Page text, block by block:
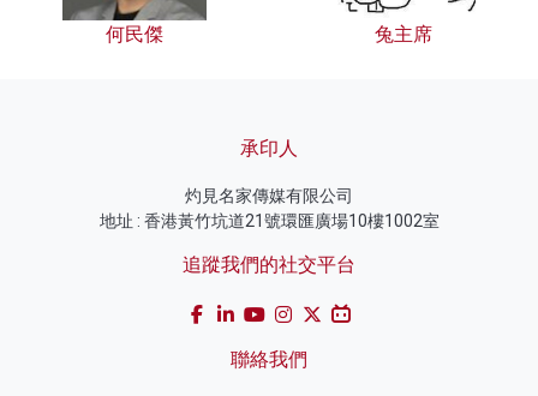
何民傑 兔主席
承印人
灼見名家傳媒有限公司
地址 : 香港黃竹坑道21號環匯廣場10樓1002室
追蹤我們的社交平台
聯絡我們